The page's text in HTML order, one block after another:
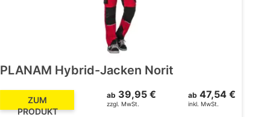
PLANAM Hybrid-Jacken Norit
ZUM
PRODUKT
ab 39,95 €
zzgl. MwSt.
ab 47,54 €
inkl. MwSt.